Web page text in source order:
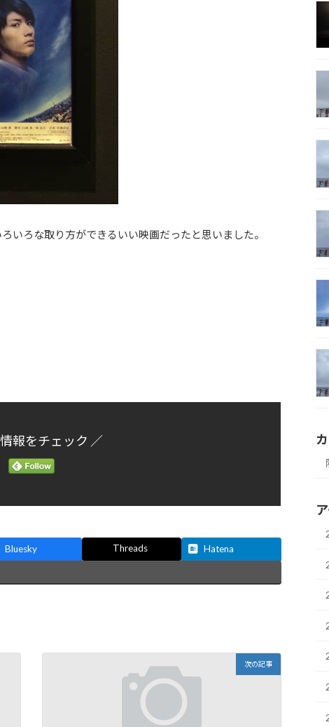
いろな取り方ができるいい映画だったと思いました。
報をチェック ／
Bluesky Threads Hatena
次の記事